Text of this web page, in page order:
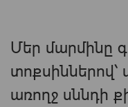
Մեր մարմինը
տոքսիններով՝
առողջ սննդի